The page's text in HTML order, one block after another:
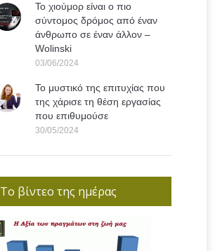
Το χιούμορ είναι ο πιο
σύντομος δρόμος από έναν
άνθρωπο σε έναν άλλον –
Wolinski
03/06/2024
Το μυστικό της επιτυχίας που
της χάρισε τη θέση εργασίας
που επιθυμούσε
30/05/2024
Το βίντεο της ημέρας